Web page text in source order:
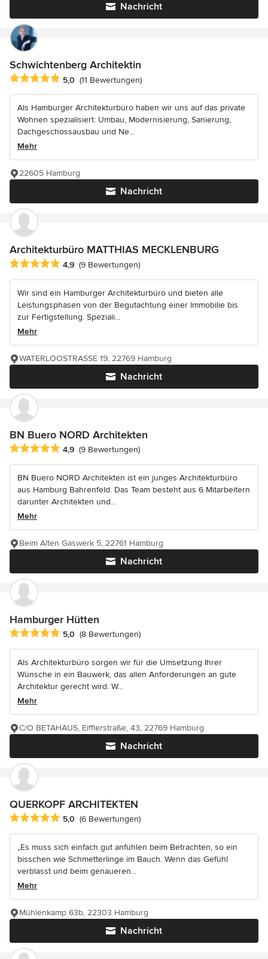
Nachricht
Schwichtenberg Architektin
Durchschnittliche Bewertung: 5 von 5 Sternen
5,0 (11 Bewertungen)
Als Hamburger Architekturbüro haben wir uns auf das private
Wohnen spezialisiert: Umbau, Modernisierung, Sanierung,
Dachgeschossausbau und Ne...
Mehr
Nachricht
22605 Hamburg
Architekturbüro MATTHIAS MECKLENBURG
Durchschnittliche Bewertung: 4.9 von 5 Sternen
4,9 (9 Bewertungen)
Wir sind ein Hamburger Architekturbüro und bieten alle
Leistungsphasen von der Begutachtung einer Immobilie bis
zur Fertigstellung. Speziali...
Mehr
Nachricht
WATERLOOSTRASSE 19, 22769 Hamburg
BN Buero NORD Architekten
Durchschnittliche Bewertung: 4.9 von 5 Sternen
4,9 (9 Bewertungen)
BN Buero NORD Architekten ist ein junges Architekturbüro
aus Hamburg Bahrenfeld. Das Team besteht aus 6 Mitarbeitern
darunter Architekten und...
Mehr
Nachricht
Beim Alten Gaswerk 5, 22761 Hamburg
Hamburger Hütten
Durchschnittliche Bewertung: 5 von 5 Sternen
5,0 (8 Bewertungen)
Als Architekturbüro sorgen wir für die Umsetzung Ihrer
Wünsche in ein Bauwerk, das allen Anforderungen an gute
Architektur gerecht wird. W...
Mehr
Nachricht
C/O BETAHAUS, Eifflerstraße, 43, 22769 Hamburg
QUERKOPF ARCHITEKTEN
Durchschnittliche Bewertung: 5 von 5 Sternen
5,0 (6 Bewertungen)
„Es muss sich einfach gut anfühlen beim Betrachten, so ein
bisschen wie Schmetterlinge im Bauch. Wenn das Gefühl
verblasst und beim genaueren...
Mehr
Nachricht
Mühlenkamp 63b, 22303 Hamburg